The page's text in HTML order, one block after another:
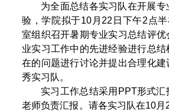
为全面总结各实习队在开展
验，学院拟于10 月 22 日下午2 点半
室组织召开暑期专业实习总结评
业实习工作中的先进经验进行总
在的问题进行讨论并提出合理化
秀实习队。
实习工作总结采用 PPT形式汇
老师负责汇报。请各实习队在10月